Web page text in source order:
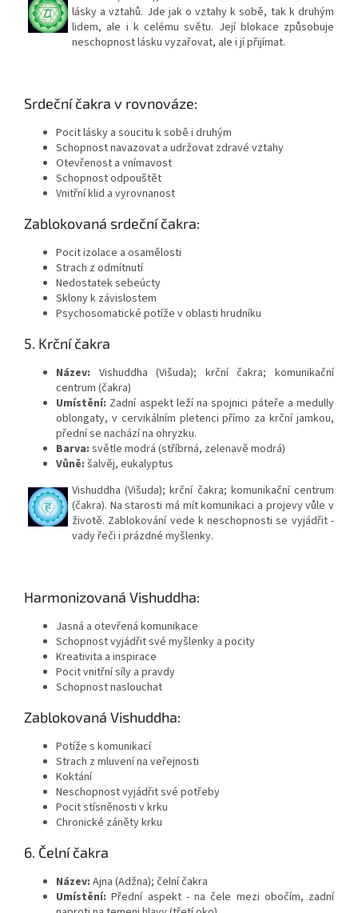
lásky a vztahů. Jde jak o vztahy k sobě, tak k druhým
lidem, ale i k celému světu. Její blokace způsobuje
neschopnost lásku vyzařovat, ale i jí přijímat.
Srdeční čakra v rovnováze:
Pocit lásky a soucitu k sobě i druhým
Schopnost navazovat a udržovat zdravé vztahy
Otevřenost a vnímavost
Schopnost odpouštět
Vnitřní klid a vyrovnanost
Zablokovaná srdeční čakra:
Pocit izolace a osamělosti
Strach z odmítnutí
Nedostatek sebeúcty
Sklony k závislostem
Psychosomatické potíže v oblasti hrudníku
5. Krční čakra
Název: Vishuddha (Višuda); krční čakra; komunikační
centrum (čakra)
Umístění: Zadní aspekt leží na spojnici páteře a medully
oblongaty, v cervikálním pletenci přímo za krční jamkou,
přední se nachází na ohryzku.
Barva: světle modrá (stříbrná, zelenavě modrá)
Vůně: šalvěj, eukalyptus
Vishuddha (Višuda); krční čakra; komunikační centrum
(čakra). Na starosti má mít komunikaci a projevy vůle v
životě. Zablokování vede k neschopnosti se vyjádřit -
vady řeči i prázdné myšlenky.
Harmonizovaná Vishuddha:
Jasná a otevřená komunikace
Schopnost vyjádřit své myšlenky a pocity
Kreativita a inspirace
Pocit vnitřní síly a pravdy
Schopnost naslouchat
Zablokovaná Vishuddha:
Potíže s komunikací
Strach z mluvení na veřejnosti
Koktání
Neschopnost vyjádřit své potřeby
Pocit stísněnosti v krku
Chronické záněty krku
6. Čelní čakra
Název: Ajna (Adžna); čelní čakra
Umístění: Přední aspekt - na čele mezi obočím, zadní